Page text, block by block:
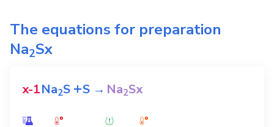
The equations for preparation
Na2Sx
x-1Na2S +S →Na2Sx